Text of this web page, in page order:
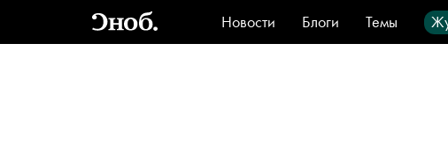
Новости Блоги Темы
Стиль
Видео